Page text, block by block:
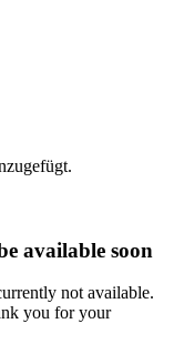
available soon
not available.
you for your